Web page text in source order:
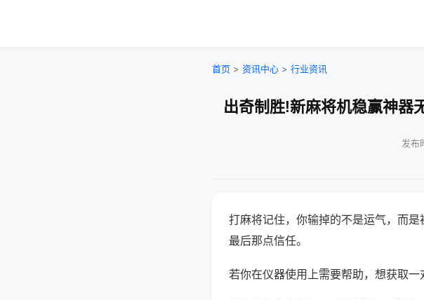
首页 > 资讯中心 > 行业资讯
出奇制胜!新麻将机稳赢神器
发布
打麻将记住，你输掉的不是运气，而
最后那点信任。
若你在仪器使用上需要帮助，想获取